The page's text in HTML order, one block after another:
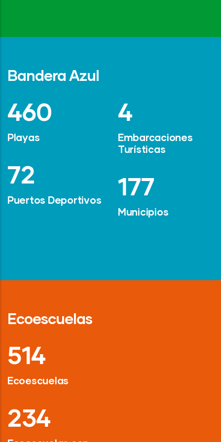
Bandera Azul
642
Playas
101
Puertos Deportivos
6
Embarcaciones
Turísticas
247
Municipios
Ecoescuelas
718
Ecoescuelas
326